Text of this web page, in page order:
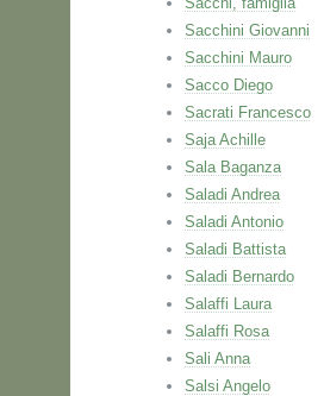
Sacchini Giovanni
Sacchini Mauro
Sacco Diego
Sacrati Francesco
Saja Achille
Sala Baganza
Saladi Andrea
Saladi Antonio
Saladi Battista
Saladi Bernardo
Salaffi Laura
Salaffi Rosa
Sali Anna
Salsi Angelo